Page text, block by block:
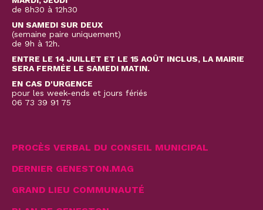
de 8h30 à 12h30
UN SAMEDI SUR DEUX
(semaine paire uniquement)
de 9h à 12h.
ENTRE LE 14 JUILLET ET LE 15 AOÛT INCLUS, LA MAIRIE
SERA FERMÉE LE SAMEDI MATIN.
EN CAS D'URGENCE
pour les week-ends et jours fériés
06 73 39 91 75
PROCÈS VERBAL DU CONSEIL MUNICIPAL
DERNIER GENESTON.MAG
GRAND LIEU COMMUNAUTÉ